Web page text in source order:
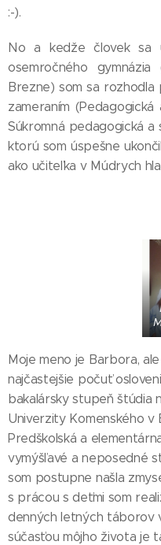
:-).
No a kedže človek sa
osemročného gymnázia
Brezne) som sa rozhodla
zameraním
Súkromná pedagogická a
ktorú som úspešne
ako učiteľka v Múdrych
Moje meno je Barbora,
najčastejšie počuť
bakalársky stupeň štúdia
Univerzity Komenského v
Predškolská a
vymýšľavé a neposedné
som postupne našla
s prácou s deťmi som
denných letných táborov
súčasťou môjho života je